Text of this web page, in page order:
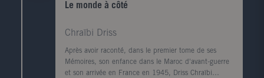
Le monde à côté
Chraïbi Driss
Après avoir raconté, dans le premier tome de ses
Mémoires, son enfance dans le Maroc d'avant-guerre
et son arrivée en France en 1945, Driss Chraïbi